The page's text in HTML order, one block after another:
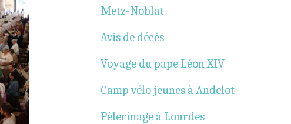
Metz-Noblat
Avis de décès
Voyage du pape Léon XIV
Camp vélo jeunes à Andelot
Pèlerinage à Lourdes